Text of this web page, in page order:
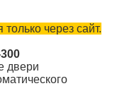
через сайт.
двери